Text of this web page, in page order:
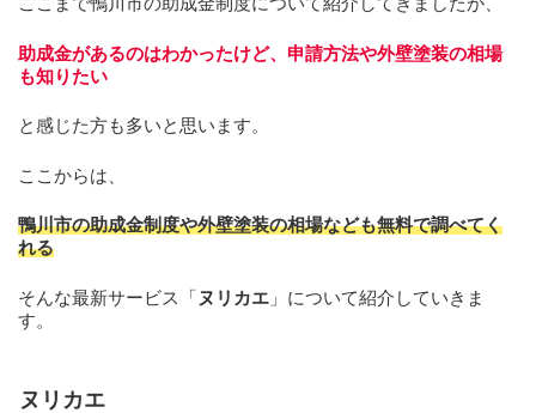
助成金があるのはわかったけど、申請方法や外壁塗装の相場
も知りたい
と感じた方も多いと思います。
ここからは、
鴨川市の助成金制度や外壁塗装の相場なども無料で調べてく
れる
そんな最新サービス「 ヌリカエ 」について紹介していきま
す。
ヌリカエ